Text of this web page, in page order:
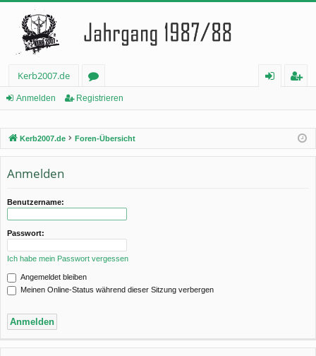
Kerb2007.de
or
rie
Anmelden Registrieren
Kerb2007.de Foren-Übersicht
Anmelden
Benutzername:
Passwort:
Ich habe mein Passwort vergessen
Angemeldet bleiben
Meinen Online-Status während dieser Sitzung verbergen